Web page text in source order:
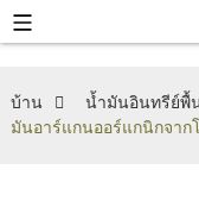
บ้าน น้ำมันอินทรีย์พื้
มันอาร์แกนออร์แกนิกจาก